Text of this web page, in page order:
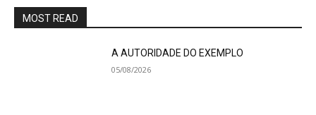
MOST READ
A AUTORIDADE DO EXEMPLO
05/08/2026